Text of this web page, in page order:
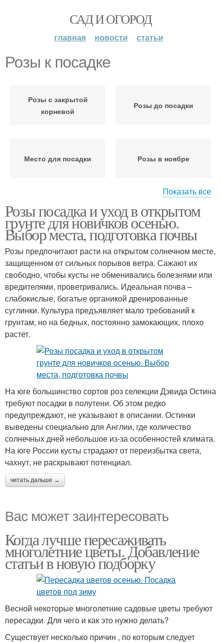
САД И ОГОРОД
главная новости статьи
Розы к посадке
Розы с закрытой
корневой
Розы до посадки
Место для посадки Розы в ноябре
Осенний посадка Розы на агроволокно
Розы из черенка
Показать все
Розы посадка и уход в открытом
грунте для новичков осенью.
Выбор места, подготовка почвы
Розы предпочитают расти на открытом солнечном месте,
защищенном от сильных порывов ветра. Сажают их
свободно, чтобы кусты не обменивались болезнями или
вредителями, проветривались. Идеальная почва –
слабокислые, богатые органикой дренированные
суглинки. Культура предъявляет мало требований к
грунтам, но на бедных, постоянно замокающих, плохо
растет.
На юге большинство сортов роз селекции Дэвида Остина
требуют посадки в полутени. Об этом редко
предупреждают, не указывают в описании. Остинки
выведены специально для Англии, где количество
солнечных дней небольшое из-за особенностей климата.
На юге России кусты страдают от переизбытка света,
чахнут, не раскрывают потенциал.
читать дальше →
Вас может заинтересовать
Когда лучше пересаживать
многолетние цветы. Добавление
статьи в новую подборку
Весной некоторые многолетние садовые цветы требуют
пересадки. Для чего и как это нужно делать?
Существует несколько причин , по которым следует